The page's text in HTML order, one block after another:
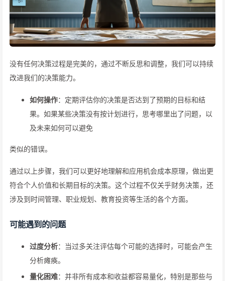
没有任何决策过程是完美的，通过不断反思和调整，我们可以持续
改进我们的决策能力。
如何操作：定期评估你的决策是否达到了预期的目标和结
果。如果某些决策没有按计划进行，思考哪里出了问题，以
及未来如何可以避免
类似的错误。
通过以上步骤，我们可以更好地理解和应用机会成本原理，做出更
符合个人价值和长期目标的决策。这个过程不仅关乎财务决策，还
涉及到时间管理、职业规划、教育投资等生活的各个方面。
可能遇到的问题
过度分析：当过多关注评估每个可能的选择时，可能会产生
分析瘫痪。
量化困难：并非所有成本和收益都容易量化，特别是那些与